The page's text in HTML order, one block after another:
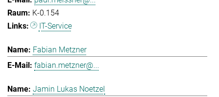
K-0.154
IT-Service
Fabian Metzner
fabian.metzner@...
Jamin Lukas Noetzel